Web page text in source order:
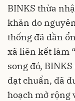
BINKS thừa
khăn do
thống đã dần
xã liên kết làm
song đó,
đạt chuẩn, đã
hoạch mở rộng